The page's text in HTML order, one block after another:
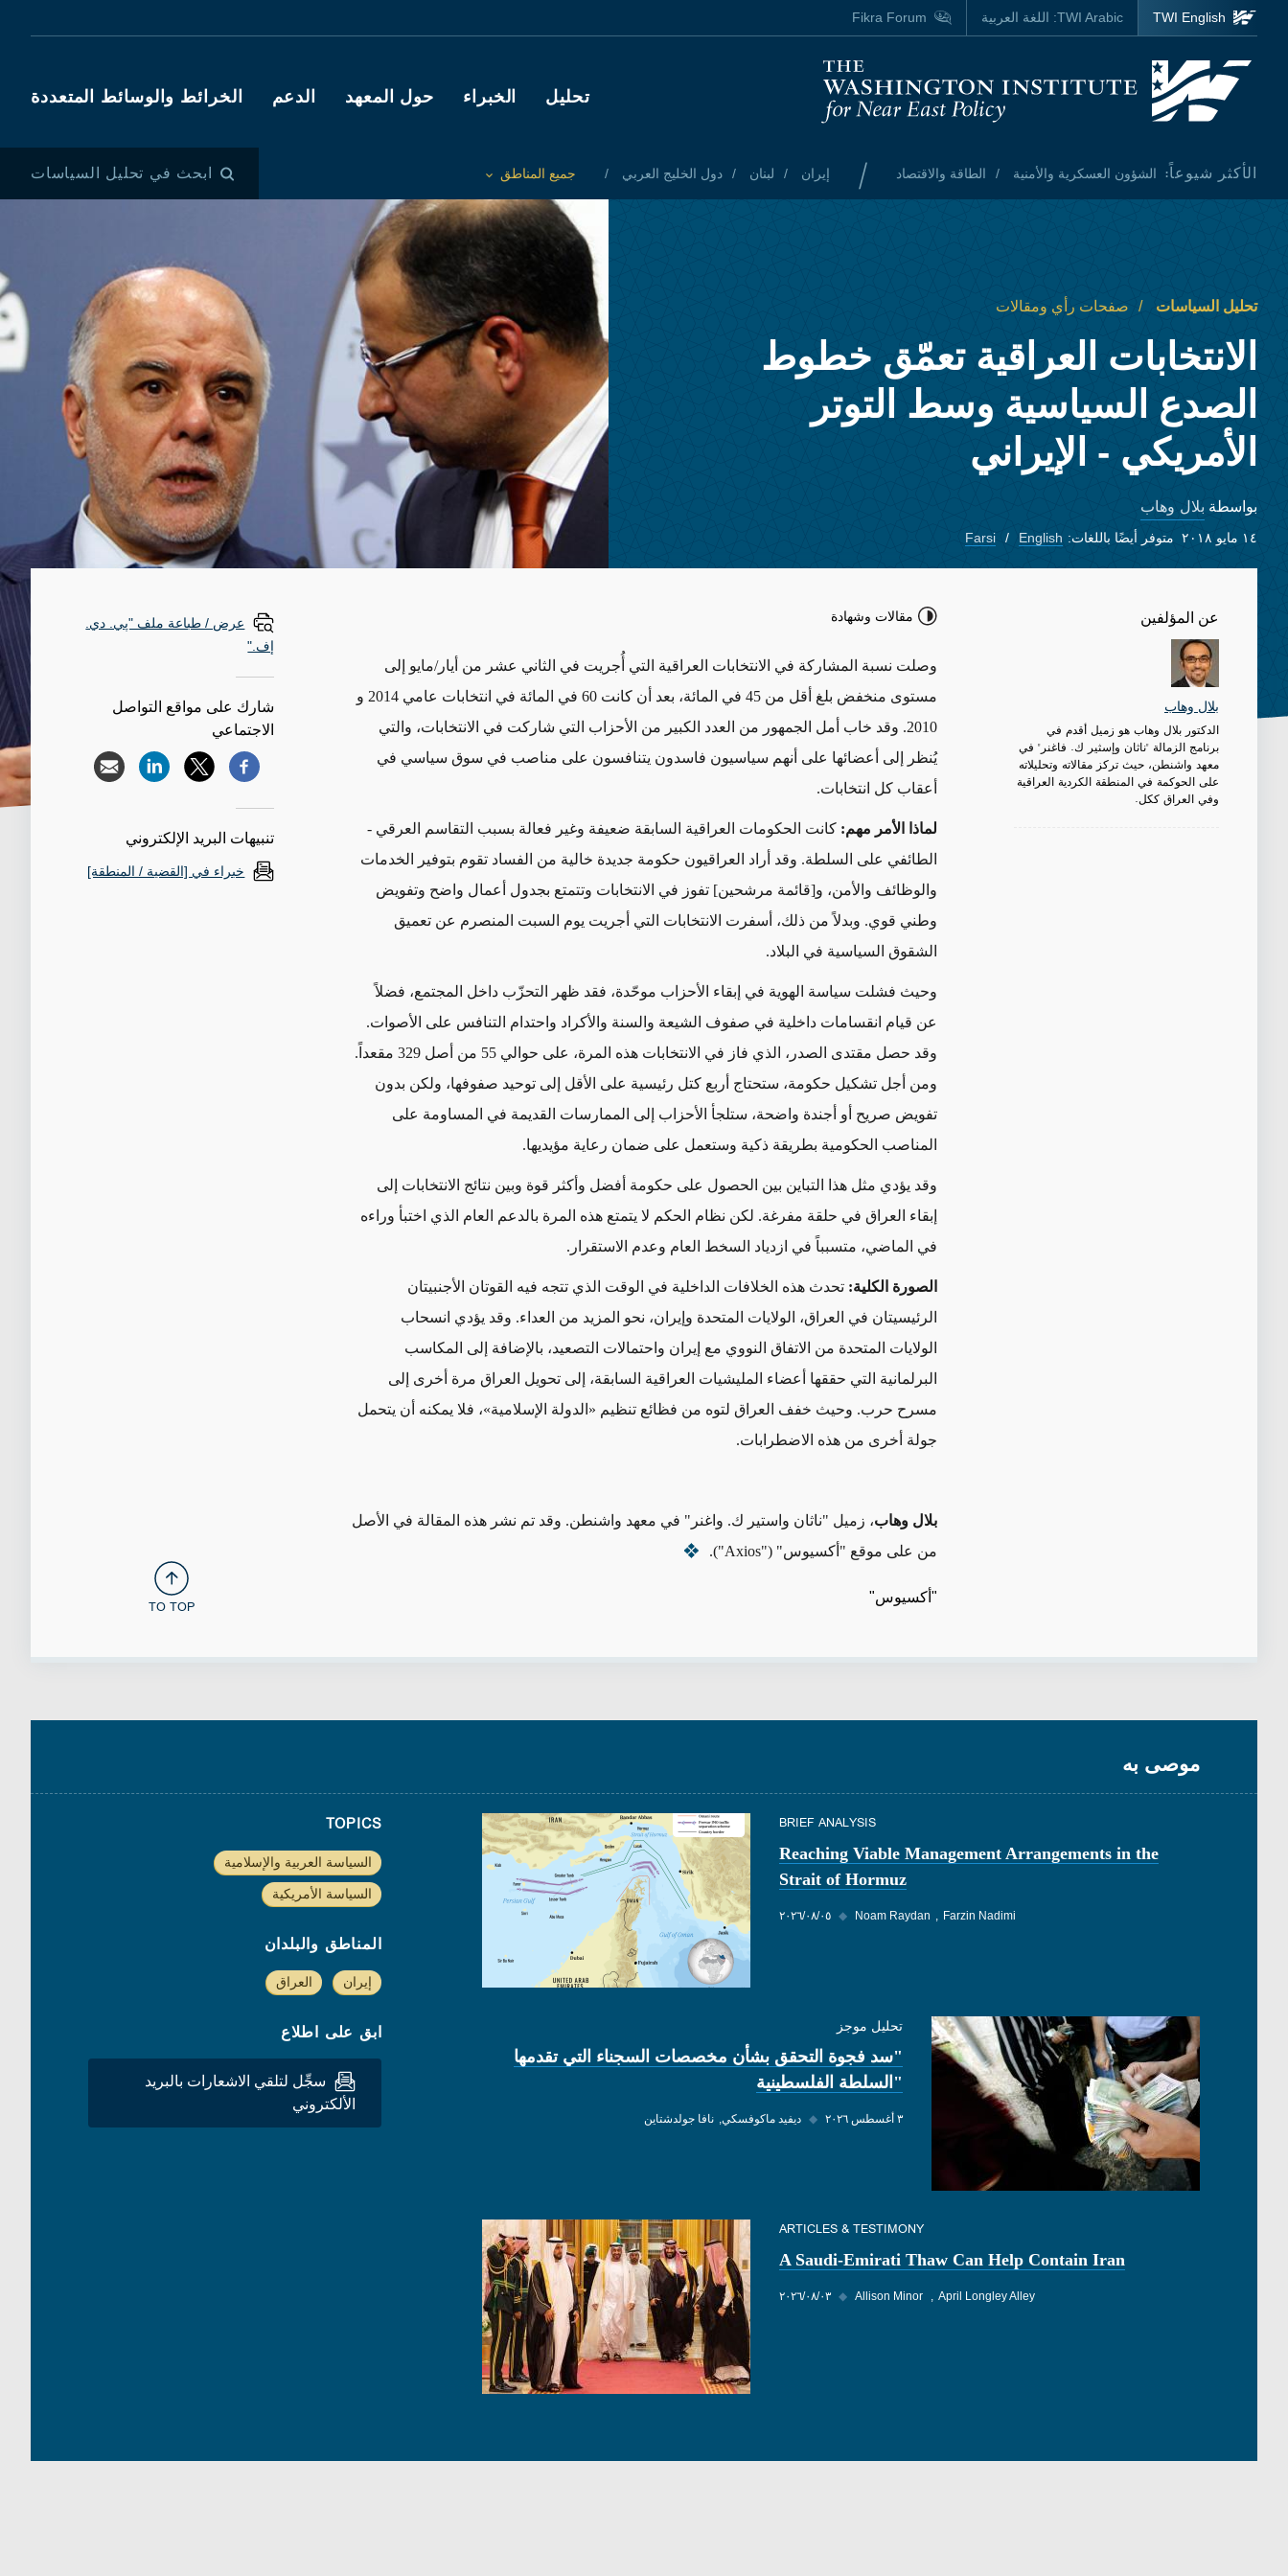
Skip to main content
Homepage
Main navigation
تحليل الخبراء حول المعهد الدعم الخرائط والوسائط المتعددة
الأكثر شيوعاً: الشؤون العسكرية والأمنية الطاقة والاقتصاد / إيران لبنان دول الخليج العربي
Toggle List of
جميع المناطق ابحث في تحليل السياسات
TWI English
TWI Arabic: اللغة العربية Fikra Forum
تحليل السياسات صفحات رأي ومقالات
الانتخابات العراقية تعمّق خطوط
الصدع السياسية وسط التوتر
الأمريكي - الإيراني
بواسطة بلال وهاب
١٤ مايو ٢٠١٨ متوفر أيضًا باللغات: English
Farsi
عن المؤلفين
بلال وهاب
الدكتور بلال وهاب هو زميل أقدم في
برنامج الزمالة "ناثان وإسثير ك. فاغنر" في
معهد واشنطن، حيث تركز مقالاته وتحليلاته
على الحوكمة في المنطقة الكردية العراقية
وفي العراق ككل.
مقالات وشهادة
وصلت نسبة المشاركة في الانتخابات العراقية التي أُجريت في الثاني عشر من أيار/مايو إلى
مستوى منخفض بلغ أقل من 45 في المائة، بعد أن كانت 60 في المائة في انتخابات عامي 2014 و
2010. وقد خاب أمل الجمهور من العدد الكبير من الأحزاب التي شاركت في الانتخابات، والتي
يُنظر إلى أعضائها على أنهم سياسيون فاسدون يتنافسون على مناصب في سوق سياسي في
أعقاب كل انتخابات.
لماذا الأمر مهم: كانت الحكومات العراقية السابقة ضعيفة وغير فعالة بسبب التقاسم العرقي -
الطائفي على السلطة. وقد أراد العراقيون حكومة جديدة خالية من الفساد تقوم بتوفير الخدمات
والوظائف والأمن، و[قائمة مرشحين] تفوز في الانتخابات وتتمتع بجدول أعمال واضح وتفويض
وطني قوي. وبدلاً من ذلك، أسفرت الانتخابات التي أجريت يوم السبت المنصرم عن تعميق
الشقوق السياسية في البلاد.
وحيث فشلت سياسة الهوية في إبقاء الأحزاب موحّدة، فقد ظهر التحزّب داخل المجتمع، فضلاً
عن قيام انقسامات داخلية في صفوف الشيعة والسنة والأكراد واحتدام التنافس على الأصوات.
وقد حصل مقتدى الصدر، الذي فاز في الانتخابات هذه المرة، على حوالي 55 من أصل 329 مقعداً.
ومن أجل تشكيل حكومة، ستحتاج أربع كتل رئيسية على الأقل إلى توحيد صفوفها، ولكن بدون
تفويض صريح أو أجندة واضحة، ستلجأ الأحزاب إلى الممارسات القديمة في المساومة على
المناصب الحكومية بطريقة ذكية وستعمل على ضمان رعاية مؤيديها.
وقد يؤدي مثل هذا التباين بين الحصول على حكومة أفضل وأكثر قوة وبين نتائج الانتخابات إلى
إبقاء العراق في حلقة مفرغة. لكن نظام الحكم لا يتمتع هذه المرة بالدعم العام الذي اختبأ وراءه
في الماضي، متسبباً في ازدياد السخط العام وعدم الاستقرار.
الصورة الكلية: تحدث هذه الخلافات الداخلية في الوقت الذي تتجه فيه القوتان الأجنبيتان
الرئيسيتان في العراق، الولايات المتحدة وإيران، نحو المزيد من العداء. وقد يؤدي انسحاب
الولايات المتحدة من الاتفاق النووي مع إيران واحتمالات التصعيد، بالإضافة إلى المكاسب
البرلمانية التي حققها أعضاء المليشيات العراقية السابقة، إلى تحويل العراق مرة أخرى إلى
مسرح حرب. وحيث خفف العراق لتوه من فظائع تنظيم «الدولة الإسلامية»، فلا يمكنه أن يتحمل
جولة أخرى من هذه الاضطرابات.
بلال وهاب، زميل "ناثان واستير ك. واغنر" في معهد واشنطن. وقد تم نشر هذه المقالة في الأصل
من على موقع "أكسيوس" ("Axios
").
"أكسيوس"
عرض / طباعة ملف "پي. دي.
إف."
شارك على مواقع التواصل
الاجتماعي
تنبيهات البريد الإلكتروني
خبراء في [القضية / المنطقة]
TO TOP
موصى به
BRIEF ANALYSIS
Reaching Viable Management Arrangements in the
Strait of Hormuz
٠٥‏/٠٨‏/٢٠٢٦ ◆ Noam Raydan Farzin Nadimi
تحليل موجز
"سد فجوة التحقق بشأن مخصصات السجناء التي تقدمها
"السلطة الفلسطينية
٣ أغسطس ٢٠٢٦ ◆ ديفيد ماكوفسكي نافا جولدشتاين
ARTICLES & TESTIMONY
A Saudi-Emirati Thaw Can Help Contain Iran
٠٣‏/٠٨‏/٢٠٢٦ ◆ Allison Minor April Longley Alley
TOPICS
السياسة العربية والإسلامية
السياسة الأمريكية
المناطق والبلدان
إيران العراق
ابق على اطلاع
سجِّل لتلقي الاشعارات بالبريد
الألكتروني